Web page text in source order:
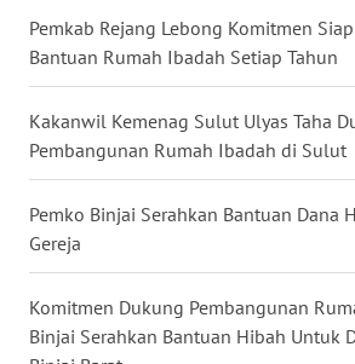
Pemkab Rejang Lebong Komitmen
Bantuan Rumah Ibadah Setiap Tahun
Kakanwil Kemenag Sulut Ulyas Taha
Pembangunan Rumah Ibadah di Sulut
Pemko Binjai Serahkan Bantuan Dana
Gereja
Komitmen Dukung Pembangunan
Binjai Serahkan Bantuan Hibah Untuk
JATIM
WN
BALI
WN
KALBAR
WN
KALTENG